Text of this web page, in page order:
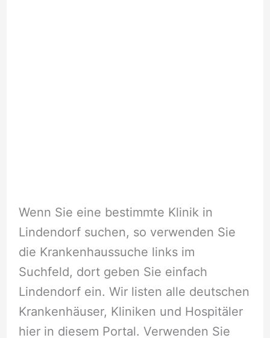
Wenn Sie eine bestimmte Klinik in
Lindendorf suchen, so verwenden Sie
die Krankenhaussuche links im
Suchfeld, dort geben Sie einfach
Lindendorf ein. Wir listen alle deutschen
Krankenhäuser, Kliniken und Hospitäler
hier in diesem Portal. Verwenden Sie